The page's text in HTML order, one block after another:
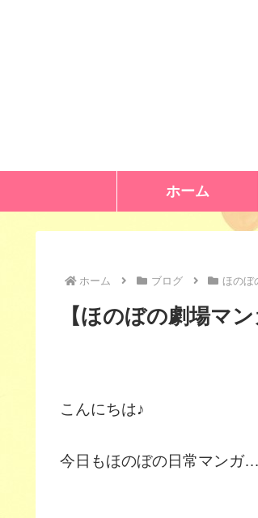
ホーム
ホーム ブログ ほのぼ
【ほのぼの劇場マ
こんにちは♪
今日もほのぼの日常マンガ